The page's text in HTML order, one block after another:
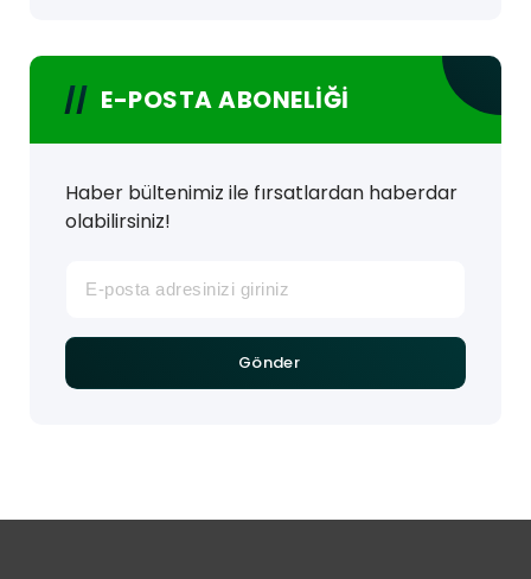
E-POSTA ABONELİĞİ
Haber bültenimiz ile fırsatlardan haberdar
olabilirsiniz!
Gönder